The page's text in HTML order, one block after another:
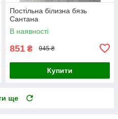
Постільна білизна бязь
Сантана
В наявності
851 ₴ 945 ₴
Купити
ще